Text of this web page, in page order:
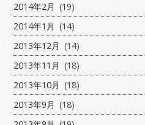
2014年2月 (19)
2014年1月 (14)
2013年12月 (14)
2013年11月 (18)
2013年10月 (18)
2013年9月 (18)